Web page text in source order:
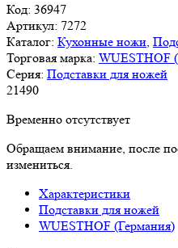
Код: 36947
Артикул: 7272
Каталог: Кухонные ножи
Торговая марка: WUESTHOF
Серия: Подставки для ножей
21490
Временно отсутствует
Обращаем внимание, после
измениться.
Характеристики
Подставки для ножей
WUESTHOF (Германия)